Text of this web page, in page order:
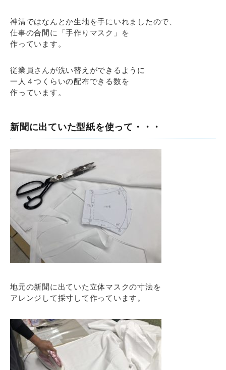
神清ではなんとか生地を手にいれましたので、
仕事の合間に「手作りマスク」を
作っています。
従業員さんが洗い替えができるように
一人４つくらいの配布できる数を
作っています。
新聞に出ていた型紙を使って・・・
地元の新聞に出ていた立体マスクの寸法を
アレンジして採寸して作っています。